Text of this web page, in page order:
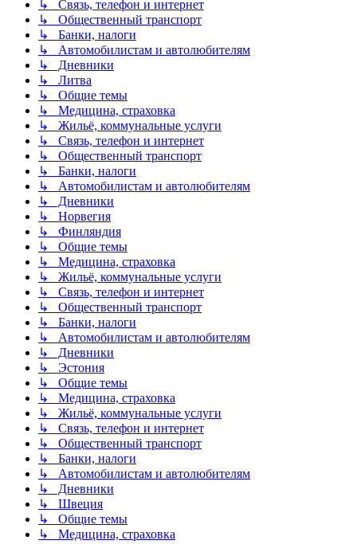
↳ Связь, телефон и интернет
↳ Общественный транспорт
↳ Банки, налоги
↳ Автомобилистам и автолюбителям
↳ Дневники
↳ Литва
↳ Общие темы
↳ Медицина, страховка
↳ Жильё, коммунальные услуги
↳ Связь, телефон и интернет
↳ Общественный транспорт
↳ Банки, налоги
↳ Автомобилистам и автолюбителям
↳ Дневники
↳ Норвегия
↳ Финляндия
↳ Общие темы
↳ Медицина, страховка
↳ Жильё, коммунальные услуги
↳ Связь, телефон и интернет
↳ Общественный транспорт
↳ Банки, налоги
↳ Автомобилистам и автолюбителям
↳ Дневники
↳ Эстония
↳ Общие темы
↳ Медицина, страховка
↳ Жильё, коммунальные услуги
↳ Связь, телефон и интернет
↳ Общественный транспорт
↳ Банки, налоги
↳ Автомобилистам и автолюбителям
↳ Дневники
↳ Швеция
↳ Общие темы
↳ Медицина, страховка